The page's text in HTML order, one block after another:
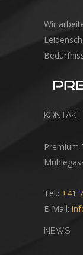
Wir
KONTAKT
Premium
Tel.: +41
E-Mail:
NEWS